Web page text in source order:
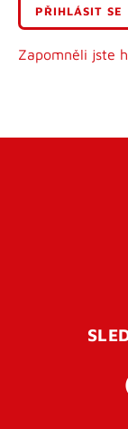
Zapomněli jste
Uživatelské
Pro úspěšné
vaší e-mailovou